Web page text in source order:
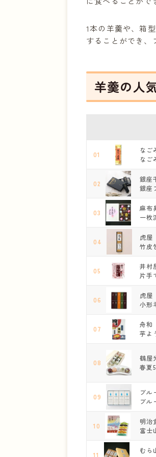
1本の羊羹や、箱
することができ、
羊羹の人
01
なご
なご
02
銀座
銀座
03
麻布
一枚
04
虎屋
竹皮
05
井村
片手
06
虎屋
小形
07
舟和
芋よ
08
鶴屋
春夏
09
ブル
ブル
10
明治
富士
11
むら